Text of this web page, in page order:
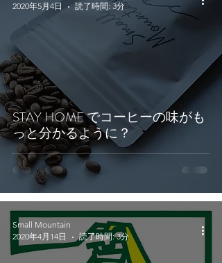
STAY HOME でコーヒーの味がも
っと分かるように？
2020年5月4日
読了時間: 3分
Small Mountain
2020年4月14日
読了時間: 3分